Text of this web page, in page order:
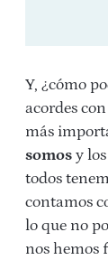
Y, ¿cómo
acordes
más
somos y
todos
contamos
lo que no
nos hemos